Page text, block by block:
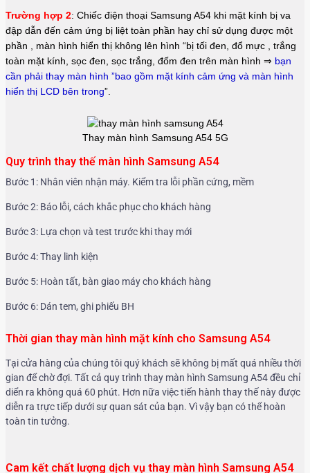
Trường hợp 2: Chiếc điện thoại Samsung A54 khi mặt kính bị va
đập dẫn đến cảm ứng bị liệt toàn phần hay chỉ sử dụng được một
phần , màn hình hiển thị không lên hình “bị tối đen, đổ mực , trắng
toàn mặt kính, sọc đen, sọc trắng, đốm đen trên màn hình ⇒ bạn
cần phải thay màn hình ”bao gồm mặt kính cảm ứng và màn hình
hiển thị LCD bên trong”.
Thay màn hình Samsung A54 5G
Quy trình thay thế màn hình Samsung A54
Bước 1: Nhân viên nhận máy. Kiểm tra lỗi phần cứng, mềm
Bước 2: Báo lỗi, cách khắc phục cho khách hàng
Bước 3: Lựa chọn và test trước khi thay mới
Bước 4: Thay linh kiện
Bước 5: Hoàn tất, bàn giao máy cho khách hàng
Bước 6: Dán tem, ghi phiếu BH
Thời gian thay màn hình mặt kính cho Samsung A54
Tại cửa hàng của chúng tôi quý khách sẽ không bị mất quá nhiều thời
gian để chờ đợi. Tất cả quy trình thay màn hình Samsung A54 đều chỉ
diển ra không quá 60 phút. Hơn nữa việc tiến hành thay thế này được
diễn ra trực tiếp dưới sự quan sát của bạn. Vì vậy bạn có thể hoàn
toàn tin tưởng.
Cam kết chất lượng dịch vụ thay màn hình Samsung A54